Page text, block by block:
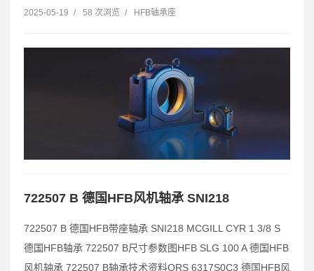
2025-05-19 / 58 次浏览 / HFB轴承座
722507 B 德国HFB风机轴承 SNI218
722507 B 德国HFB带座轴承 SNI218 MCGILL CYR 1 3/8 S
德国HFB轴承 722507 B尺寸参数图HFB SLG 100 A 德国HFB
风机轴承 722507 B轴承技术资料ORS 6317S0C3 德国HFB风